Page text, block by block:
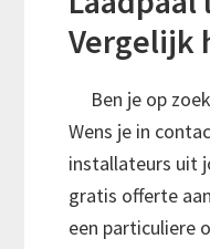
Vergelijk
Ben je op
Wens je in
installateurs uit
gratis offerte
een particuliere